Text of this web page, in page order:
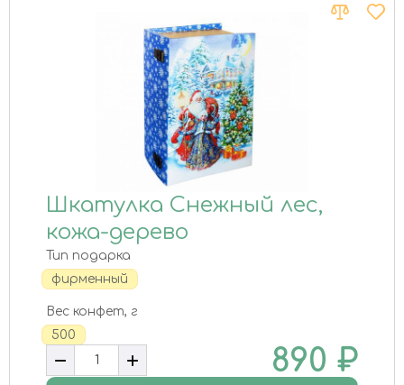
Шкатулка Снежный лес,
кожа-дерево
Тип подарка
фирменный
Вес конфет, г
500
890 ₽